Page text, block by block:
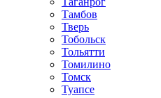
Тамбов
Тверь
Тобольск
Тольятти
Томилино
Томск
Туапсе